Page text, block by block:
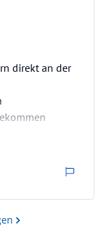
direkt an der